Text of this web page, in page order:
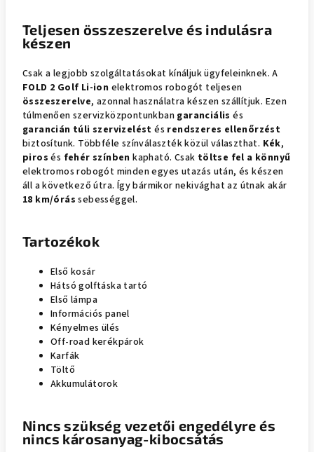
Teljesen összeszerelve és indulásra
készen
Csak a legjobb szolgáltatásokat kínáljuk ügyfeleinknek. A
FOLD 2 Golf Li-ion elektromos robogót teljesen
összeszerelve, azonnal használatra készen szállítjuk. Ezen
túlmenően szervizközpontunkban garanciálisés
garancián túli szervizeléstés rendszeres ellenőrzést
biztosítunk. Többféle színválaszték közül választhat. Kék,
pirosés fehér színbenkapható. Csak töltse fel a könnyű
elektromos robogót minden egyes utazás után, és készen
áll a következő útra. Így bármikor nekivághat az útnak akár
18 km/órássebességgel.
Tartozékok
Első kosár
Hátsó golftáska tartó
Első lámpa
Információs panel
Kényelmes ülés
Off-road kerékpárok
Karfák
Töltő
Akkumulátorok
Nincs szükség vezetői engedélyre és
nincs károsanyag-kibocsátás